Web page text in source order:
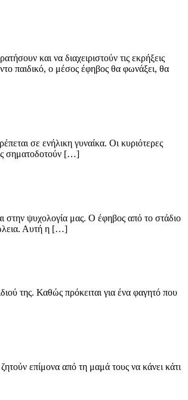
και να διαχειριστούν τις εκρήξεις
παιδικό, ο μέσος έφηβος θα φωνάξει, θα
σε ενήλικη γυναίκα. Οι κυριότερες
σηματοδοτούν […]
στην ψυχολογία μας. Ο έφηβος από το στάδιο
Αυτή η […]
της. Καθώς πρόκειται για ένα φαγητό που
επίμονα από τη μαμά τους να κάνει κάτι